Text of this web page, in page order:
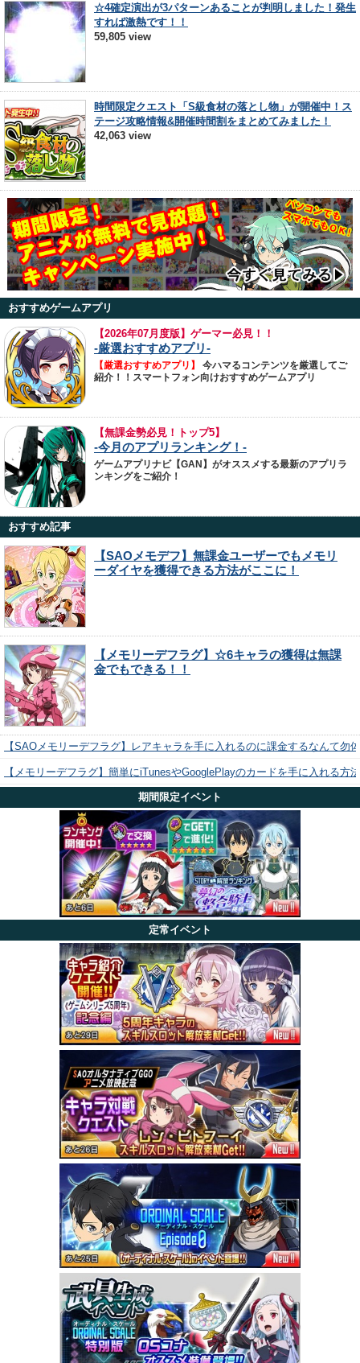
☆4確定演出が3パターンあることが判明しました！発生
すれば激熱です！！
59,805 view
時間限定クエスト「S級食材の落とし物」が開催中！ス
テージ攻略情報&開催時間割をまとめてみました！
42,063 view
おすすめゲームアプリ
【2026年07月度版】ゲーマー必見！！
-厳選おすすめアプリ-
【厳選おすすめアプリ】
今ハマるコンテンツを厳選してご
紹介！！スマートフォン向けおすすめゲームアプリ
【無課金勢必見！トップ5】
-今月のアプリランキング！-
ゲームアプリナビ【GAN】がオススメする最新のアプリラ
ンキングをご紹介！
おすすめ記事
【SAOメモデフ】無課金ユーザーでもメモリ
ーダイヤを獲得できる方法がここに！
【メモリーデフラグ】☆6キャラの獲得は無課
金でもできる！！
【SAOメモリーデフラグ】レアキャラを手に入れるのに課金するなんて勿
【メモリーデフラグ】簡単にiTunesやGooglePlayのカードを手に入れる方
期間限定イベント
定常イベント